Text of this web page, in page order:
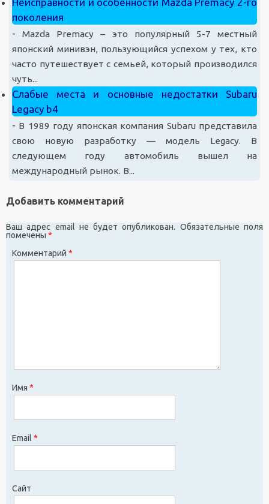
поколения
-Mazda Premacy – это популярный 5-7 местный
японский минивэн, пользующийся успехом у тех, кто
часто путешествует с семьей, который производился
чуть...
Слабые места и основные недостатки Subaru
Legacy b4
- В 1989 году японская компания Subaru представила
свою новую разработку — модель Legaсy. В
следующем году автомобиль вышел на
международный рынок. В...
Добавить комментарий
Ваш адрес email не будет опубликован. Обязательные поля
помечены *
Комментарий *
Имя *
Email *
Сайт